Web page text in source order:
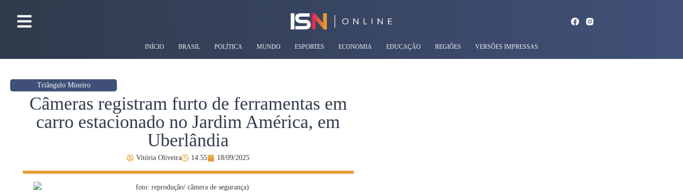
INÍCIO BRASIL POLÍTICA MUNDO ESPORTES ECONOMIA EDUCAÇÃO REGIÕES VERSÕES IMPRESSAS
Triângulo Mineiro
Câmeras registram furto de ferramentas em
carro estacionado no Jardim América, em
Uberlândia
Vitória Oliveira 14:55 18/09/2025